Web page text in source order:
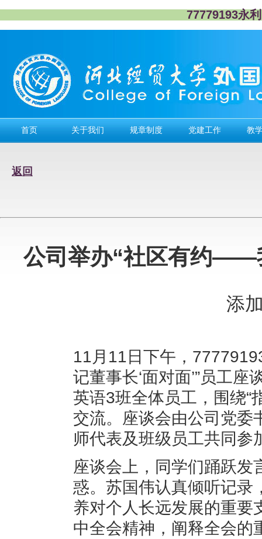
77779193永
首页 关于我们 规章制度 党建工作 教
返回
公司举办“社区有约——
添
11月11日下午，
记董事长‘面对面’”员工
英语3班全体员工，围绕“
交流。座谈会由公司党委
师代表及班级员工共同参
座谈会上，同学们踊跃发
惑。苏国伟认真倾听记录
养对个人长远发展的重要
中全会精神，阐释全会的